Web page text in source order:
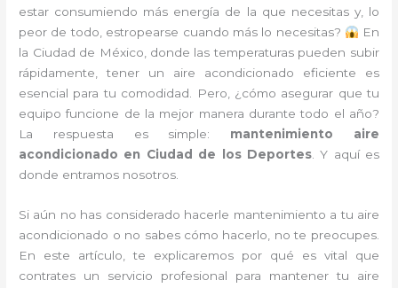
estar consumiendo más energía de la que necesitas y, lo
peor de todo, estropearse cuando más lo necesitas?
En
la Ciudad de México, donde las temperaturas pueden subir
rápidamente, tener un aire acondicionado eficiente es
esencial para tu comodidad. Pero, ¿cómo asegurar que tu
equipo funcione de la mejor manera durante todo el año?
La respuesta es simple: mantenimiento aire
acondicionado en Ciudad de los Deportes. Y aquí es
donde entramos nosotros.
Si aún no has considerado hacerle mantenimiento a tu aire
acondicionado o no sabes cómo hacerlo, no te preocupes.
En este artículo, te explicaremos por qué es vital que
contrates un servicio profesional para mantener tu aire